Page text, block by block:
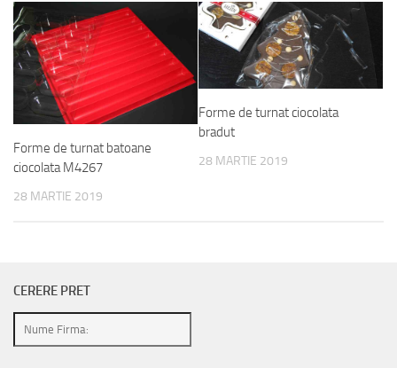
Forme de turnat batoane
ciocolata M4267
28 MARTIE 2019
Forme de turnat ciocolata
bradut
28 MARTIE 2019
CERERE PRET